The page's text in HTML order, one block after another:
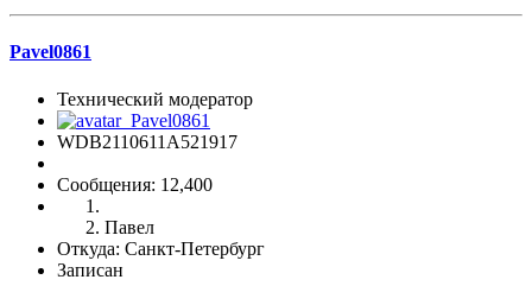
Pavel0861
Технический модератор
WDB2110611A521917
Сообщения: 12,400
Павел
Откуда: Санкт-Петербург
Записан